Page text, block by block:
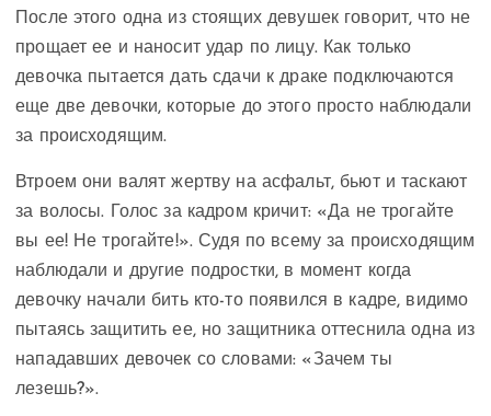
После этого одна из стоящих девушек говорит, что не
прощает ее и наносит удар по лицу. Как только
девочка пытается дать сдачи к драке подключаются
еще две девочки, которые до этого просто наблюдали
за происходящим.
Втроем они валят жертву на асфальт, бьют и таскают
за волосы. Голос за кадром кричит: «Да не трогайте
вы ее! Не трогайте!». Судя по всему за происходящим
наблюдали и другие подростки, в момент когда
девочку начали бить кто-то появился в кадре, видимо
пытаясь защитить ее, но защитника оттеснила одна из
нападавших девочек со словами: «Зачем ты
лезешь?».